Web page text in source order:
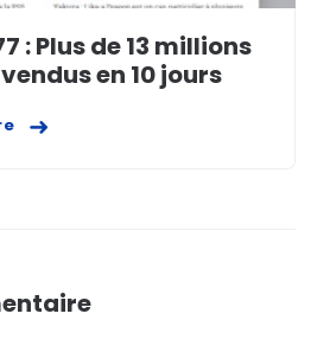
: Plus de 13 millions
en 10 jours